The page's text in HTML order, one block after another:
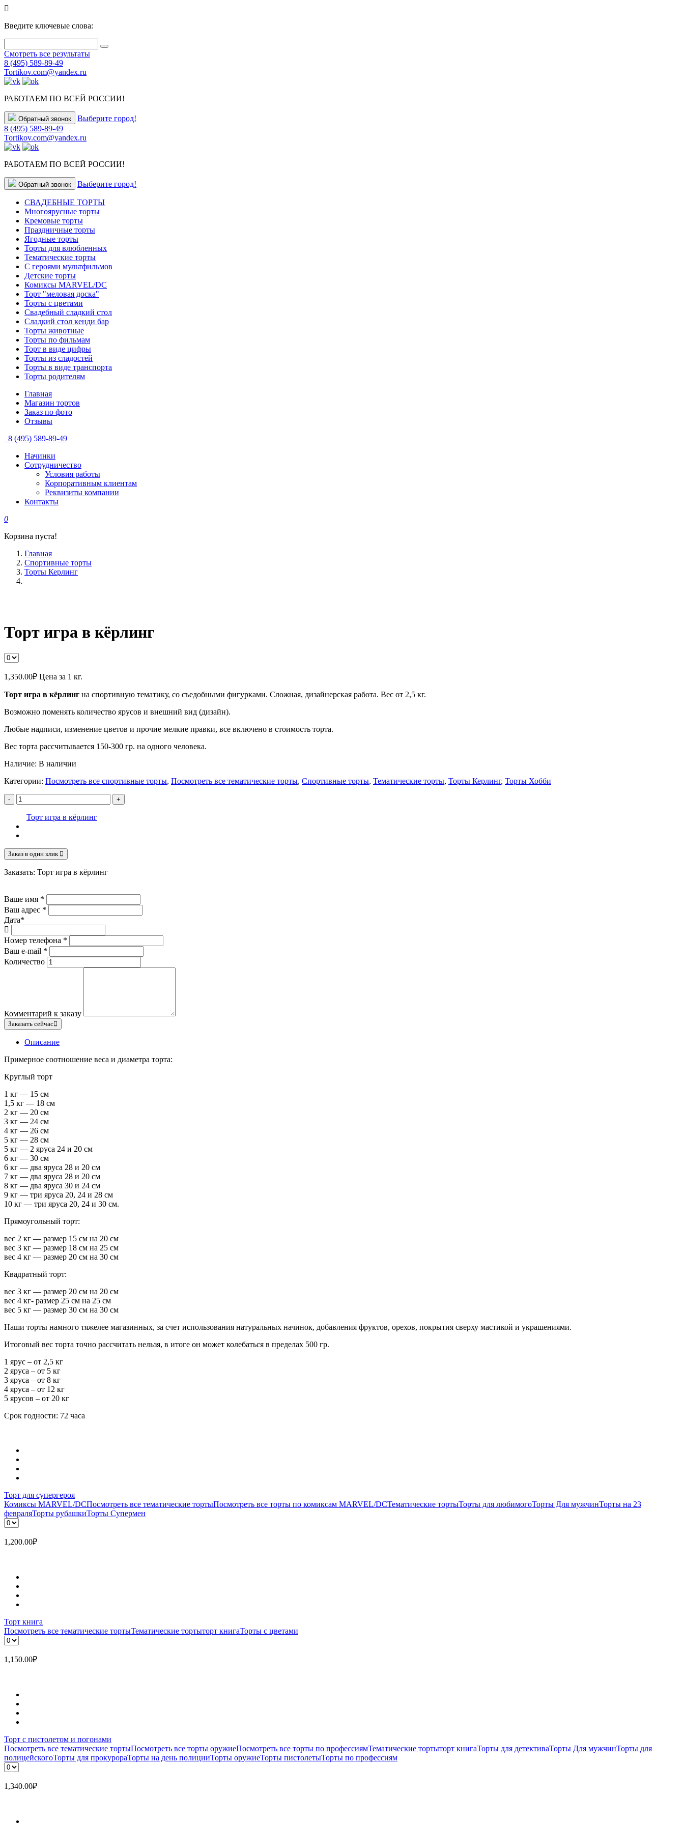
Введите ключевые слова:
Смотреть все результаты
8 (495) 589-89-49
Tortikov.com@yandex.ru
РАБОТАЕМ ПО ВСЕЙ РОССИИ!
Обратный звонок
Выберите город!
8 (495) 589-89-49
Tortikov.com@yandex.ru
РАБОТАЕМ ПО ВСЕЙ РОССИИ!
Обратный звонок Выберите город!
СВАДЕБНЫЕ ТОРТЫ
Многоярусные торты
Кремовые торты
Праздничные торты
Ягодные торты
Торты для влюбленных
Тематические торты
С героями мультфильмов
Детские торты
Комиксы MARVEL/DC
Торт "меловая доска"
Торты с цветами
Свадебный сладкий стол
Сладкий стол кенди бар
Торты животные
Торты по фильмам
Торт в виде цифры
Торты из сладостей
Торты в виде транспорта
Торты родителям
Главная
Магазин тортов
Заказ по фото
Отзывы
8 (495) 589-89-49
Начинки
Сотрудничество
Условия работы
Корпоративным клиентам
Реквизиты компании
Контакты
0
Корзина пуста!
Главная
Спортивные торты
Торты Керлинг
Торт игра в кёрлинг
1,350.00₽ Цена за 1 кг.
Торт игра в кёрлинг на спортивную тематику, со съедобными фигурками. Сложная, дизайнерская работа. Вес от 2,5 кг.
Возможно поменять количество ярусов и внешний вид (дизайн).
Любые надписи, изменение цветов и прочие мелкие правки, все включено в стоимость торта.
Вес торта рассчитывается 150-300 гр. на одного человека.
Наличие: В наличии
Категории: Посмотреть все спортивные торты, Посмотреть все тематические торты, Спортивные торты, Тематические торты, Торты Керлинг, Торты Хобби
- +
Торт игра в кёрлинг
Заказ в один клик
Заказать: Торт игра в кёрлинг
Ваше имя *
Ваш адрес *
Дата*
Номер телефона *
Ваш e-mail *
Количество
Комментарий к заказу
Заказать сейчас
Описание
Примерное соотношение веса и диаметра торта:
Круглый торт
1 кг — 15 см
1,5 кг — 18 см
2 кг — 20 см
3 кг — 24 см
4 кг — 26 см
5 кг — 28 см
5 кг — 2 яруса 24 и 20 см
6 кг — 30 см
6 кг — два яруса 28 и 20 см
7 кг — два яруса 28 и 20 см
8 кг — два яруса 30 и 24 см
9 кг — три яруса 20, 24 и 28 см
10 кг — три яруса 20, 24 и 30 см.
Прямоугольный торт:
вес 2 кг — размер 15 см на 20 см
вес 3 кг — размер 18 см на 25 см
вес 4 кг — размер 20 см на 30 см
Квадратный торт:
вес 3 кг — размер 20 см на 20 см
вес 4 кг- размер 25 см на 25 см
вес 5 кг — размер 30 см на 30 см
Наши торты намного тяжелее магазинных, за счет использования натуральных начинок, добавления фруктов, орехов, покрытия сверху мастикой и украшениями.
Итоговый вес торта точно рассчитать нельзя, в итоге он может колебаться в пределах 500 гр.
1 ярус – от 2,5 кг
2 яруса – от 5 кг
3 яруса – от 8 кг
4 яруса – от 12 кг
5 ярусов – от 20 кг
Срок годности: 72 часа
Торт для супергероя
Комиксы MARVEL/DCПосмотреть все тематические тортыПосмотреть все торты по комиксам MARVEL/DCТематические тортыТорты для любимогоТорты Для мужчинТорты на 23
февраляТорты рубашкиТорты Супермен
1,200.00₽
Торт книга
Посмотреть все тематические тортыТематические тортыторт книгаТорты с цветами
1,150.00₽
Торт с пистолетом и погонами
Посмотреть все тематические тортыПосмотреть все торты оружиеПосмотреть все торты по профессиямТематические тортыторт книгаТорты для детективаТорты Для мужчинТорты для
полицейскогоТорты для прокурораТорты на день полицииТорты оружиеТорты пистолетыТорты по профессиям
1,340.00₽